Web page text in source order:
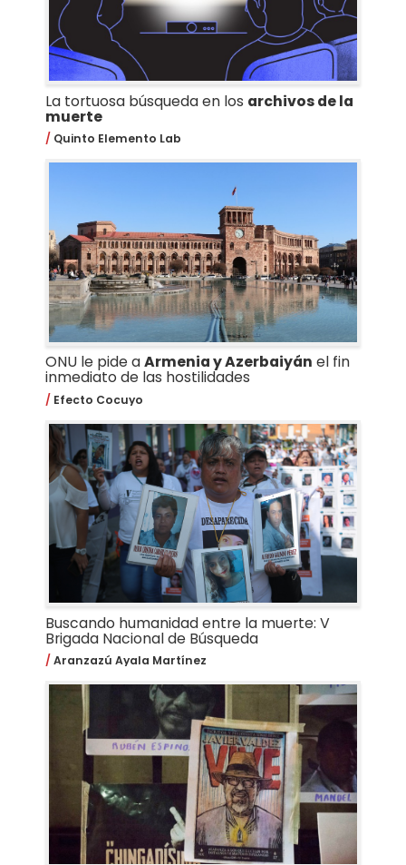
La tortuosa búsqueda en los archivos de la
muerte
Quinto Elemento Lab
ONU le pide aArmenia y Azerbaiyán el fin
inmediato de las hostilidades
Efecto Cocuyo
Buscando humanidad entre la muerte: V
Brigada Nacional de Búsqueda
Aranzazú Ayala Martínez